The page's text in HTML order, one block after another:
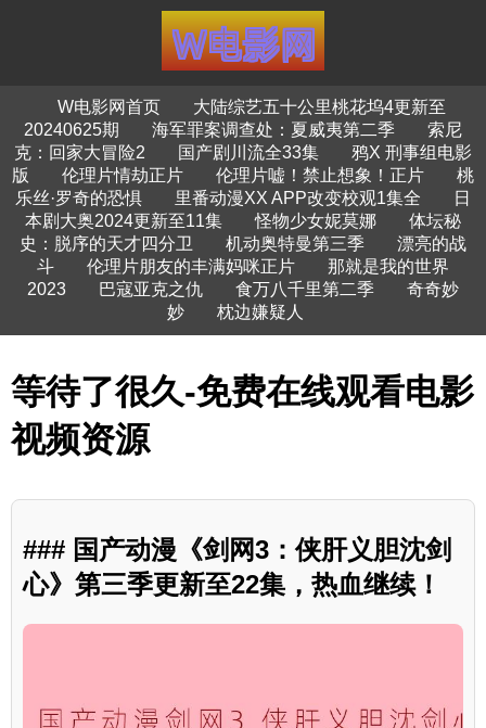
W电影网首页
大陆综艺五十公里桃花坞4更新至
20240625期
海军罪案调查处：夏威夷第二季
索尼
克：回家大冒险2
国产剧川流全33集
鸦X 刑事组电影
版
伦理片情劫正片 伦理片嘘！禁止想象！正片
桃
乐丝·罗奇的恐惧
里番动漫XX APP改变校观1集全
日
本剧大奥2024更新至11集
怪物少女妮莫娜
体坛秘
史：脱序的天才四分卫
机动奥特曼第三季
漂亮的战
斗
伦理片朋友的丰满妈咪正片
那就是我的世界
2023
巴寇亚克之仇 食万八千里第二季
奇奇妙
妙
枕边嫌疑人
等待了很久-免费在线观看电影
视频资源
### 国产动漫《剑网3：侠肝义胆沈剑
心》第三季更新至22集，热血继续！